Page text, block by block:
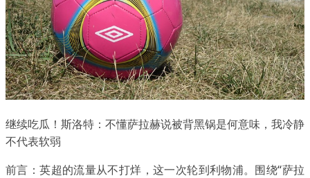
继续吃瓜！斯洛特：不懂萨拉赫说被背黑锅是何意味，我冷静
不代表软弱
前言：英超的流量从不打烊，这一次轮到利物浦。围绕“萨拉